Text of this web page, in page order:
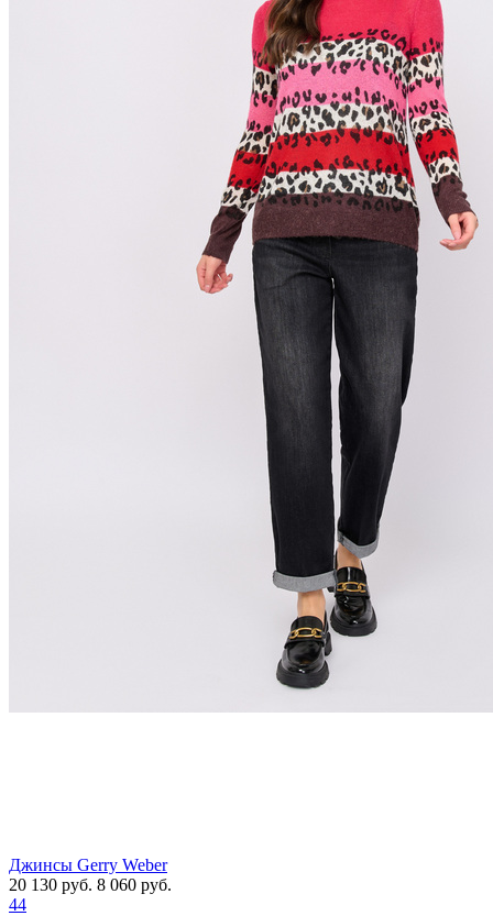
Джинсы Gerry Weber
20 130 руб. 8 060 руб.
44